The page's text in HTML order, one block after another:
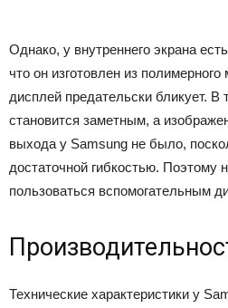
Однако, у внутреннего экрана
что он изготовлен из
дисплей предательски бликует. В
становится заметным, а
выхода у Samsung не было,
достаточной гибкостью. Поэтому
пользоваться вспомогательным
Технические характеристики у